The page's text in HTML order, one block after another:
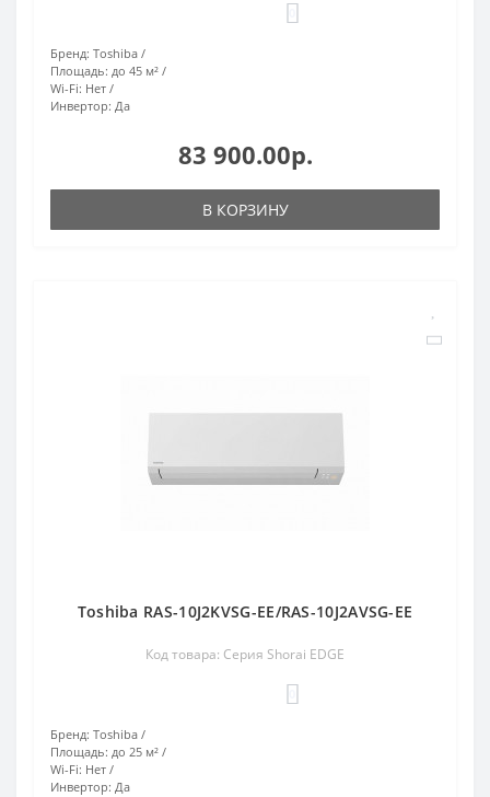
Бренд: Toshiba
Площадь: до 45 м²
Wi-Fi: Нет
Инвертор: Да
83 900.00р.
В КОРЗИНУ
Toshiba RAS-10J2KVSG-EE/RAS-10J2AVSG-EE
Код товара: Серия Shorai EDGE
Бренд: Toshiba
Площадь: до 25 м²
Wi-Fi: Нет
Инвертор: Да